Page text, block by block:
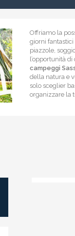
Offriamo la
giorni
piazzole,
l’opportunità
campeggi
della natura e
solo sceglier
organizzare la